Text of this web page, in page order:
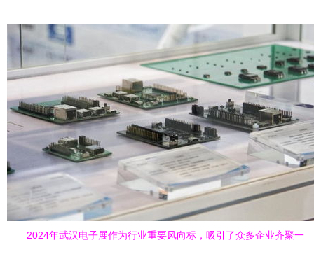
2024年武汉电子展作为行业重要风向标，吸引了众多企业齐聚一